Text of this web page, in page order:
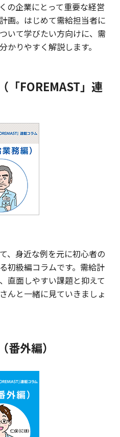
の企業にとって重要な経営
画。はじめて需給担当者に
いて学びたい方向けに、需
かりやすく解説します。
「FOREMAST」連
、身近な例を元に初心者の
初級編コラムです。需給計
直面しやすい課題と抑えて
んと一緒に見ていきましょ
番外編）